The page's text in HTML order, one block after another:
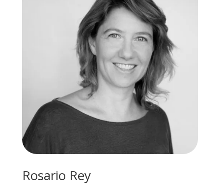
Rosario Rey